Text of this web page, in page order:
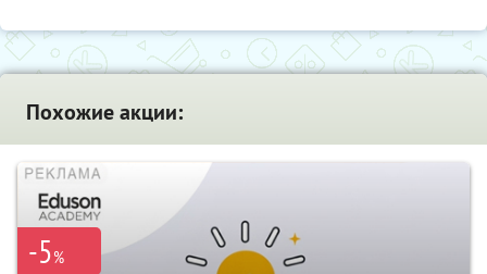
Похожие акции:
-5%